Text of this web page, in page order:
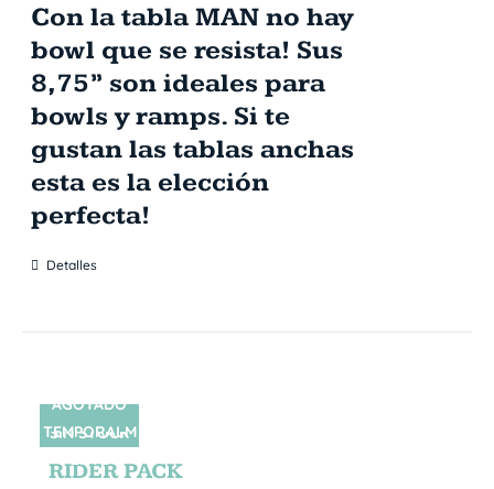
Con la tabla MAN no hay
bowl que se resista! Sus
8,75” son ideales para
bowls y ramps. Si te
gustan las tablas anchas
esta es la elección
perfecta!
Detalles
SIN STOCK
AGOTADO
TEMPORALM
ENTE
RIDER PACK